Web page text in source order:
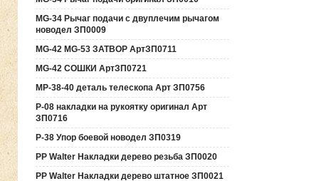
MG-34 Рычаг подачи с двуплечим рычагом
новодел ЗП0009
MG-42 MG-53 ЗАТВОР АртЗП0711
MG-42 СОШКИ АртЗП0721
MP-38-40 деталь телескопа Арт ЗП0756
P-08 накладки на рукоятку оригинал Арт
ЗП0716
P-38 Упор боевой новодел ЗП0319
PP Walter Накладки дерево резьба ЗП0020
PP Walter Накладки дерево штатное ЗП0021